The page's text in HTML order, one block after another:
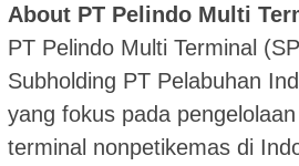
About PT Pelindo Multi
PT Pelindo Multi Terminal
Subholding PT Pelabuhan
yang fokus pada
terminal nonpetikemas di